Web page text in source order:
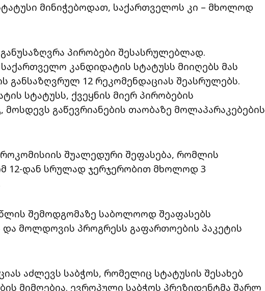
მინიჭებოდათ, საქართველოს კი – მხოლოდ
განუსაზღვრა პირობები შესასრულებლად.
კანდიდატის სტატუსს მიიღებს მას
განსაზღვრულ 12 რეკომენდაციას შეასრულებს.
სტატუსს, ქვეყნის მიერ პირობების
გაწევრიანების თაობაზე მოლაპარაკებების
შუალედური შეფასება, რომლის
12-დან სრულად ჯერჯერობით მხოლოდ 3
შემოდგომაზე საბოლოოდ შეაფასებს
და მოლდოვის პროგრესს გაფართოების პაკეტის
აძლევს საბჭოს, რომელიც სტატუსის შესახებ
მიმღებია. ევროპული საბჭოს პრეზიდენტმა შარლ